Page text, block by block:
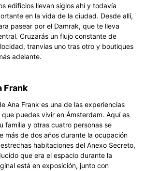
edificios llevan siglos ahí y todavía
en la vida de la ciudad. Desde allí,
pasear por el Damrak, que te lleva
Cruzarás un flujo constante de
tranvías uno tras otro y boutiques
adelante.
Frank
Ana Frank es una de las experiencias
puedes vivir en Ámsterdam. Aquí es
familia y otras cuatro personas se
más de dos años durante la ocupación
habitaciones del Anexo Secreto,
que era el espacio durante la
está en exposición, junto con